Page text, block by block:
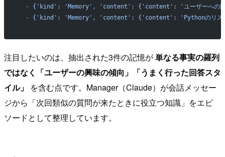
  -
{'kind': 'Memory', 'content': {'content':
'ユーザーへの
  -
{'kind': 'Memory', 'content': {'content': 'Pythonのリス
注目したいのは、抽出された3件の記憶が単なる事実の羅列
ではなく「ユーザーの興味の傾向」「うまく行った回答スタ
イル」
を含む点です。Manager（Claude）が会話メッセー
ジから「次回類似の質問が来たときに役立つ知識」をエピ
ソードとして整理しています。